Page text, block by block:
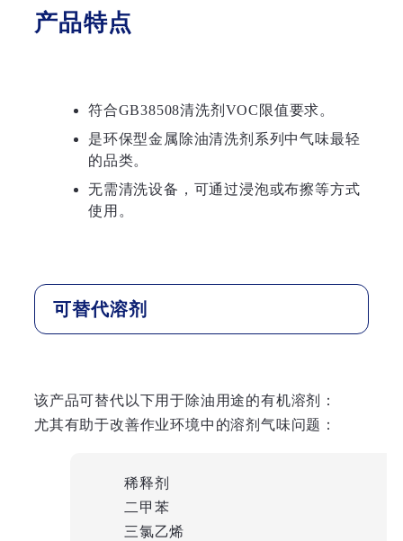
产品特点
符合GB38508清洗剂VOC限值要求。
是环保型金属除油清洗剂系列中气味最轻
的品类。
无需清洗设备，可通过浸泡或布擦等方式
使用。
可替代溶剂
该产品可替代以下用于除油用途的有机溶剂：
尤其有助于改善作业环境中的溶剂气味问题：
稀释剂
二甲苯
三氯乙烯